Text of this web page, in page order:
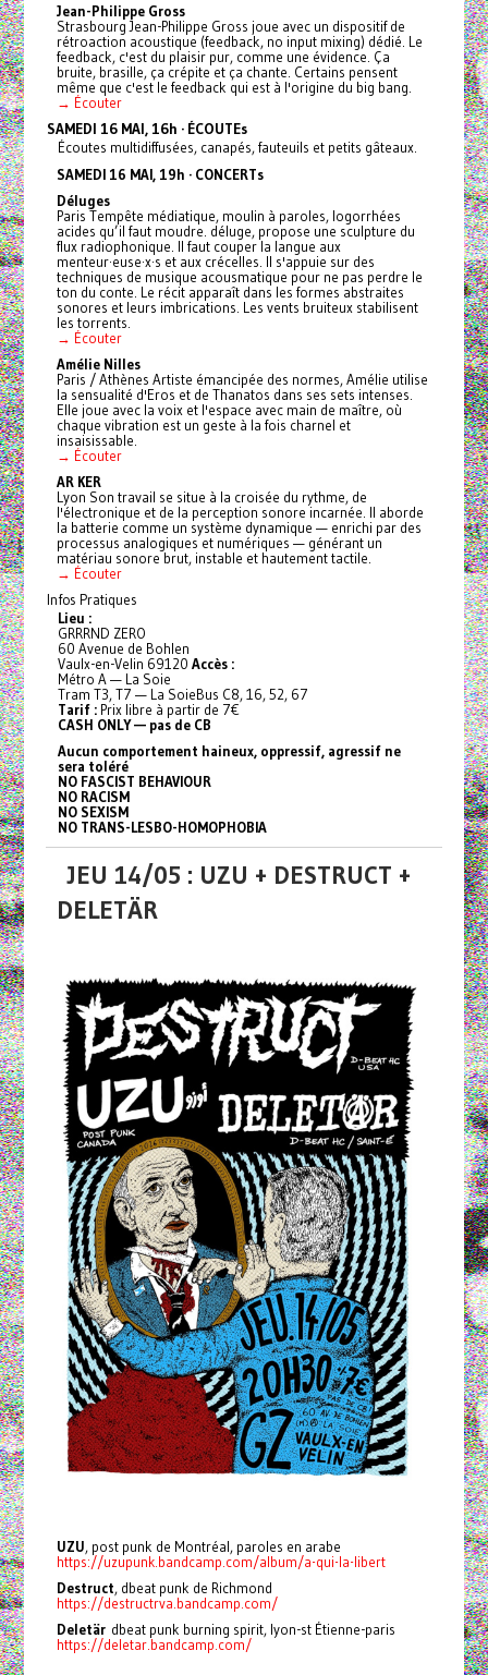
Jean-Philippe Gross
Strasbourg Jean-Philippe Gross joue avec un dispositif de
rétroaction acoustique (feedback, no input mixing) dédié. Le
feedback, c'est du plaisir pur, comme une évidence. Ça
bruite, brasille, ça crépite et ça chante. Certains pensent
même que c'est le feedback qui est à l'origine du big bang.
→ Écouter
SAMEDI 16 MAI, 16h · ÉCOUTEs
Écoutes multidiffusées, canapés, fauteuils et petits gâteaux.
SAMEDI 16 MAI, 19h · CONCERTs
Déluges
Paris Tempête médiatique, moulin à paroles, logorrhées
acides qu’il faut moudre. déluge, propose une sculpture du
flux radiophonique. Il faut couper la langue aux
menteur·euse·x·s et aux crécelles. Il s'appuie sur des
techniques de musique acousmatique pour ne pas perdre le
ton du conte. Le récit apparaît dans les formes abstraites
sonores et leurs imbrications. Les vents bruiteux stabilisent
les torrents.
→ Écouter
Amélie Nilles
Paris / Athènes Artiste émancipée des normes, Amélie utilise
la sensualité d'Eros et de Thanatos dans ses sets intenses.
Elle joue avec la voix et l'espace avec main de maître, où
chaque vibration est un geste à la fois charnel et
insaisissable.
→ Écouter
AR KER
Lyon Son travail se situe à la croisée du rythme, de
l'électronique et de la perception sonore incarnée. Il aborde
la batterie comme un système dynamique — enrichi par des
processus analogiques et numériques — générant un
matériau sonore brut, instable et hautement tactile.
→ Écouter
Infos Pratiques
Lieu :
GRRRND ZERO
60 Avenue de Bohlen
Vaulx-en-Velin 69120 Accès :
Métro A — La Soie
Tram T3, T7 — La SoieBus C8, 16, 52, 67
Tarif :Prix libre à partir de 7€
CASH ONLY — pas de CB
Aucun comportement haineux, oppressif, agressif ne
sera toléré
NO FASCIST BEHAVIOUR
NO RACISM
NO SEXISM
NO TRANS-LESBO-HOMOPHOBIA
JEU 14/05 : UZU + DESTRUCT +
DELETÄR
UZU, post punk de Montréal, paroles en arabe
https://uzupunk.bandcamp.com/album/a-qui-la-libert
Destruct, dbeat punk de Richmond
https://destructrva.bandcamp.com/
Deletärdbeat punk burning spirit, lyon-st Étienne-paris
https://deletar.bandcamp.com/